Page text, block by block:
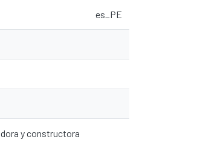
es_PE
y constructora